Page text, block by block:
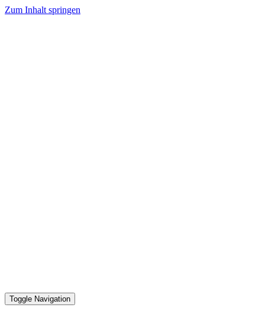
Zum Inhalt springen
Toggle Navigation